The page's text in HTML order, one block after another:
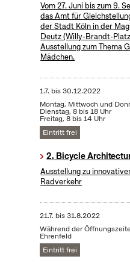
Vom 27. Juni bis zum 9.
das Amt für
der Stadt Köln in der
Deutz (Willy-Brandt-
Ausstellung zum Thema
Mädchen.
1.7. bis30.12.2022
Montag, Mittwoch und
Dienstag, 8 bis 18 Uhr
Freitag, 8 bis 14 Uhr
Eintritt frei
2. Bicycle
Ausstellung zu
Radverkehr
21.7. bis31.8.2022
Während der
Ehrenfeld
Eintritt frei